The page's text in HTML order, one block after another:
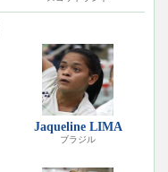
Jaqueline LIMA
ブラジル